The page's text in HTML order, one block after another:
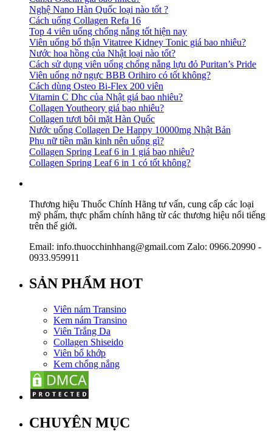
Nghệ Nano Hàn Quốc loại nào tốt ?
Cách uống Collagen Refa 16
Top 4 viên uống chống nắng tốt hiện nay
Viên uống bổ thận Vitatree Kidney Tonic giá bao nhiêu?
Nước hoa hồng của Nhật loại nào tốt?
Cách sử dụng viên uống chống nắng lựu đỏ Puritan’s Pride
Viên uống nở ngực BBB Orihiro có tốt không?
Cách dùng Osteo Bi-Flex 200 viên
Vitamin C Dhc của Nhật giá bao nhiêu?
Collagen Youtheory giá bao nhiêu?
Collagen tươi bôi mặt Hàn Quốc
Nước uống Collagen De Happy 10000mg Nhật Bản
Phụ nữ tiền mãn kinh nên uống gì?
Collagen Spring Leaf 6 in 1 giá bao nhiêu?
Collagen Spring Leaf 6 in 1 có tốt không?
Thương hiệu Thuốc Chính Hãng tư vấn, cung cấp các loại
mỹ phẩm, thực phẩm chính hãng từ các thương hiệu nổi tiếng
trên thế giới.
Email: info.thuocchinhhang@gmail.com Zalo: 0966.20990 -
0933.959911
SẢN PHẨM HOT
Viên nám Transino
Kem nám Transino
Viên Trắng Da
Collagen Shiseido
Viên bổ khớp
Kem chống nắng
CHUYÊN MỤC